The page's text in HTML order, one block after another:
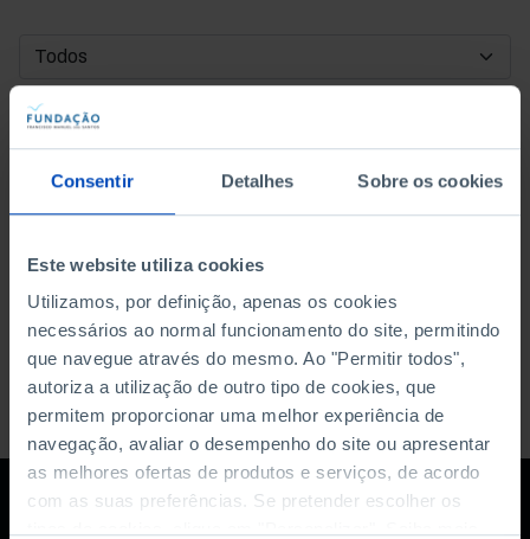
Consentir Detalhes Sobre os cookies
Este website utiliza cookies
Utilizamos, por definição, apenas os cookies
necessários ao normal funcionamento do site, permitindo
que navegue através do mesmo. Ao "Permitir todos",
autoriza a utilização de outro tipo de cookies, que
permitem proporcionar uma melhor experiência de
navegação, avaliar o desempenho do site ou apresentar
as melhores ofertas de produtos e serviços, de acordo
com as suas preferências. Se pretender escolher os
DATA DE INÍCIO
DATA DE FIM